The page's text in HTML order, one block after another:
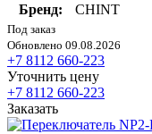
Бренд:
CHINT
Под заказ
Обновлено 09.08.2026
+7 8112 660-223
Уточнить цену
+7 8112 660-223
Заказать